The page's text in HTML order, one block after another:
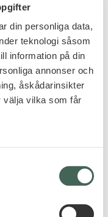
din personliga data,
teknologi såsom
information på din
annonser och
åskådarinsikter
välja vilka som får
till flera meter